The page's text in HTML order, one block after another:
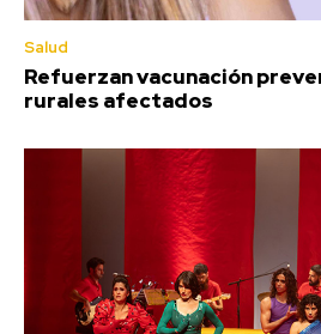
Salud
Refuerzan vacunación
rurales afectados